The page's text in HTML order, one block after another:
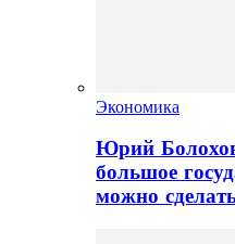
Экономика
Юрий
большое
можно